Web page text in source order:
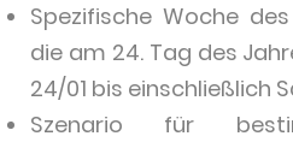
Spezifische Woche
die am 24. Tag des
24/01 bis einschließlich
Szenario für